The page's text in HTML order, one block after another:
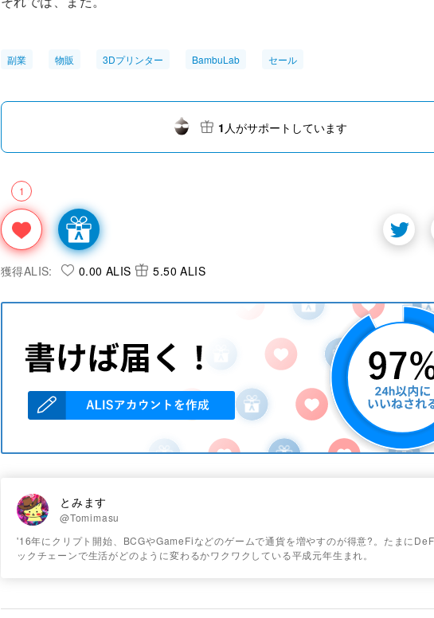
副業 物販 3Dプリンター BambuLab セール
1
1 人がサポートしています
獲得ALIS: 0.00 ALIS 5.50 ALIS
とみます
@Tomimasu
'16年にクリプト開始、BCGやGameFiなどのゲームで通貨を増やすのが得意?。たまに
ックチェーンで生活がどのように変わるかワクワクしている平成元年生まれ。